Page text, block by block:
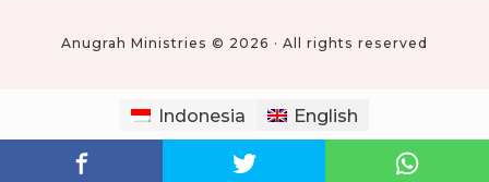
Anugrah Ministries © 2026 · All rights reserved
Indonesia English